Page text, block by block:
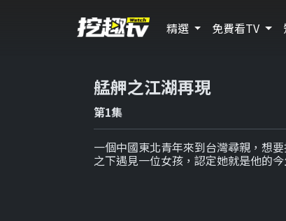
精選 免費看TV
艋舺之江湖再現
第1集
一個中國東北青年來到台灣尋親，想
之下遇見一位女孩，認定她就是他的